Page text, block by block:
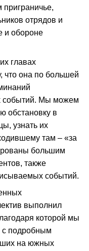
приграничье,
отрядов и
и обороне
главах
что она по большей
событий. Мы можем
обстановку в
узнать их
там – «за
большим
также
событий.
выполнил
которой мы
с подробным
на южных